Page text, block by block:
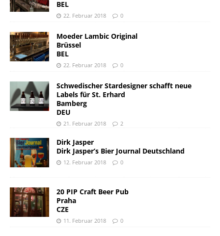
BEL
22. Februar 2018 0
Moeder Lambic Original
Brüssel
BEL
22. Februar 2018 0
Schwedischer Stardesigner schafft neue
Labels für St. Erhard
Bamberg
DEU
21. Februar 2018 2
Dirk Jasper
Dirk Jasper’s Bier Journal Deutschland
12. Februar 2018 0
20 PIP Craft Beer Pub
Praha
CZE
11. Februar 2018 0